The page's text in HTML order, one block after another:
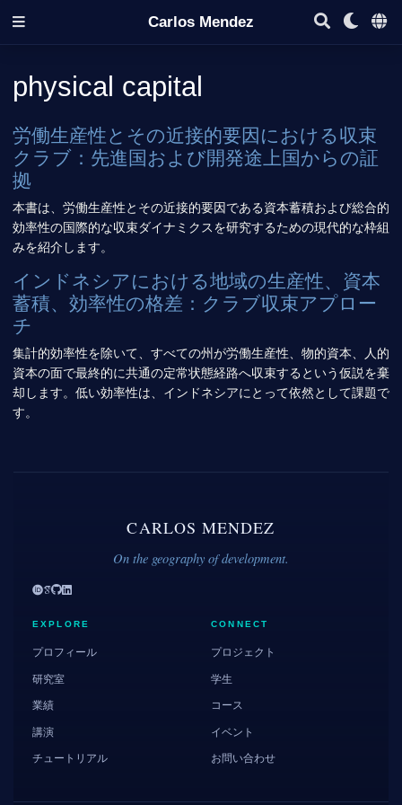
Carlos Mendez
physical capital
労働生産性とその近接的要因における収束
クラブ：先進国および開発途上国からの証
拠
本書は、労働生産性とその近接的要因である資本蓄積および総合的
効率性の国際的な収束ダイナミクスを研究するための現代的な枠組
みを紹介します。
インドネシアにおける地域の生産性、資本
蓄積、効率性の格差：クラブ収束アプロー
チ
集計的効率性を除いて、すべての州が労働生産性、物的資本、人的
資本の面で最終的に共通の定常状態経路へ収束するという仮説を棄
却します。低い効率性は、インドネシアにとって依然として課題で
す。
CARLOS MENDEZ
On the geography of development.
EXPLORE
プロフィール
研究室
業績
講演
チュートリアル
CONNECT
プロジェクト
学生
コース
イベント
お問い合わせ